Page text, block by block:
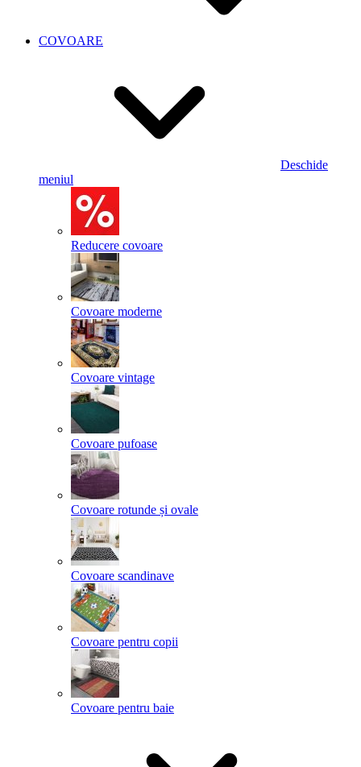
COVOARE
Deschide
meniul
Reducere covoare
Covoare moderne
Covoare vintage
Covoare pufoase
Covoare rotunde și ovale
Covoare scandinave
Covoare pentru copii
Covoare pentru baie